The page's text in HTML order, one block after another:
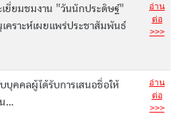
เยี่ยมชมงาน "วันนักประดิษฐ์"
คราะห์เผยแพร่ประชาสัมพันธ์
อ่าน
ต่อ
>>>
บุคคลผู้ได้รับการเสนอชื่อให้
...
อ่าน
ต่อ
>>>